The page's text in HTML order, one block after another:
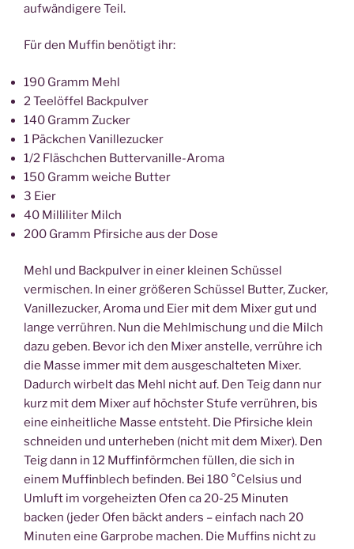
aufwändigere Teil.
Für den Muffin benötigt ihr:
190 Gramm Mehl
2 Teelöffel Backpulver
140 Gramm Zucker
1 Päckchen Vanillezucker
1/2 Fläschchen Buttervanille-Aroma
150 Gramm weiche Butter
3 Eier
40 Milliliter Milch
200 Gramm Pfirsiche aus der Dose
Mehl und Backpulver in einer kleinen Schüssel
vermischen. In einer größeren Schüssel Butter, Zucker,
Vanillezucker, Aroma und Eier mit dem Mixer gut und
lange verrühren. Nun die Mehlmischung und die Milch
dazu geben. Bevor ich den Mixer anstelle, verrühre ich
die Masse immer mit dem ausgeschalteten Mixer.
Dadurch wirbelt das Mehl nicht auf. Den Teig dann nur
kurz mit dem Mixer auf höchster Stufe verrühren, bis
eine einheitliche Masse entsteht. Die Pfirsiche klein
schneiden und unterheben (nicht mit dem Mixer). Den
Teig dann in 12 Muffinförmchen füllen, die sich in
einem Muffinblech befinden. Bei 180 °Celsius und
Umluft im vorgeheizten Ofen ca 20-25 Minuten
backen (jeder Ofen bäckt anders – einfach nach 20
Minuten eine Garprobe machen. Die Muffins nicht zu